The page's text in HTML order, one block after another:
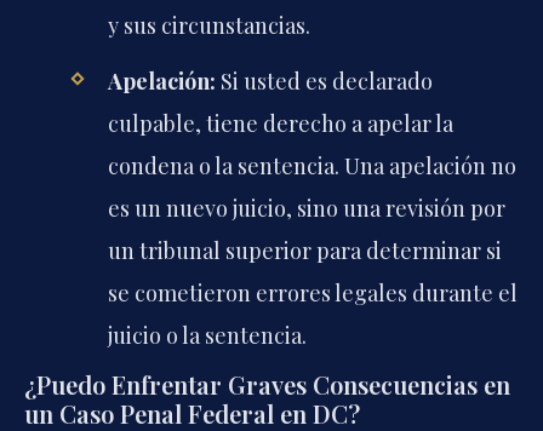
y sus circunstancias.
Apelación: Si usted es declarado
culpable, tiene derecho a apelar la
condena o la sentencia. Una apelación no
es un nuevo juicio, sino una revisión por
un tribunal superior para determinar si
se cometieron errores legales durante el
juicio o la sentencia.
¿Puedo Enfrentar Graves Consecuencias en
un Caso Penal Federal en DC?